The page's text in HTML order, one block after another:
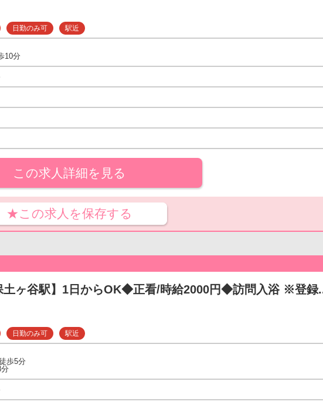
日勤のみ可 駅近
10分
この求人詳細を見る
★この求人を保存する
土ヶ谷駅】1日からOK◆正看/時給2000円◆訪問入浴 ※登録
日勤のみ可 駅近
歩5分